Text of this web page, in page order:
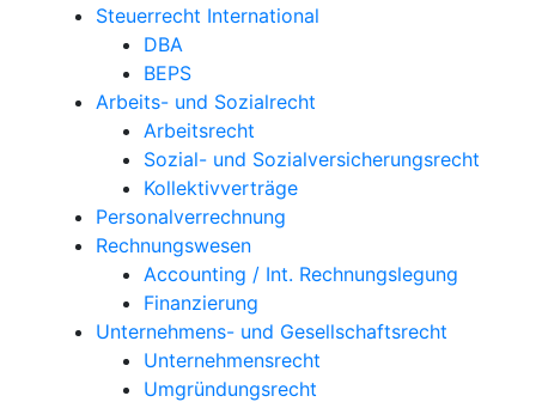
Steuerrecht International
DBA
BEPS
Arbeits- und Sozialrecht
Arbeitsrecht
Sozial- und Sozialversicherungsrecht
Kollektivverträge
Personalverrechnung
Rechnungswesen
Accounting / Int. Rechnungslegung
Finanzierung
Unternehmens- und Gesellschaftsrecht
Unternehmensrecht
Umgründungsrecht